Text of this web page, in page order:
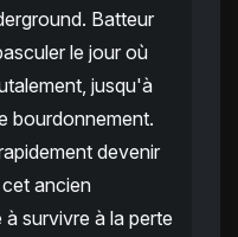
Batteur
le jour où
jusqu'à
bourdonnement.
devenir
ancien
survivre à la perte